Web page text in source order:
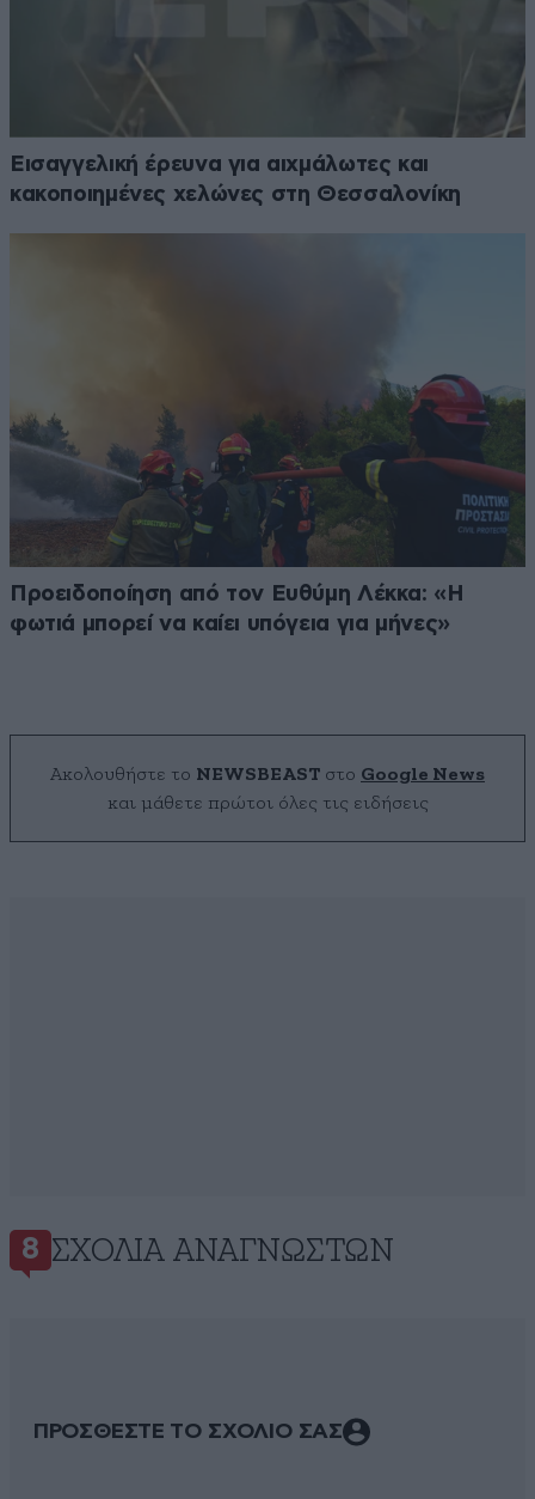
Εισαγγελική έρευνα για αιχμάλωτες και
κακοποιημένες χελώνες στη Θεσσαλονίκη
Προειδοποίηση από τον Ευθύμη Λέκκα: «Η
φωτιά μπορεί να καίει υπόγεια για μήνες»
Ακολουθήστε το NEWSBEAST στο Google News
και μάθετε πρώτοι όλες τις ειδήσεις
8 ΣΧΌΛΙΑ ΑΝΑΓΝΩΣΤΏΝ
ΠΡΟΣΘΕΣΤΕ ΤΟ ΣΧΟΛΙΟ ΣΑΣ